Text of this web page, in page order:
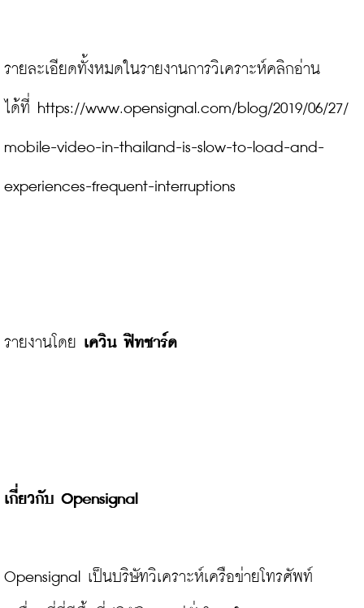
รายละเอียดทั้งหมดในรายงานการวิเคราะห์คลิกอ่าน
ได้ที่ https://www.opensignal.com/blog/2019/06/27/
mobile-video-in-thailand-is-slow-to-load-and-
experiences-frequent-interruptions
รายงานโดย เควิน ฟิทชาร์ด
เกี่ยวกับ Opensignal
Opensignal เป็นบริษัทวิเคราะห์เครือข่ายโทรศัพท์